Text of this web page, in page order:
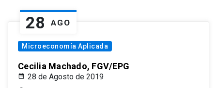
28 AGO
Microeconomía Aplicada
Cecilia Machado, FGV/EPG
28 de Agosto de 2019